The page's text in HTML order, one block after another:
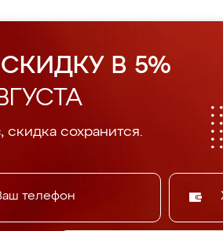
В 5%
скидка сохранится.